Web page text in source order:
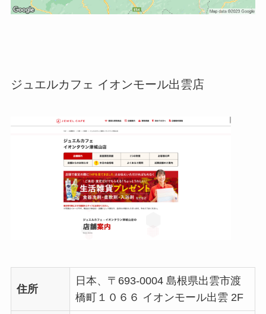
ジュエルカフェ イオンモール出雲店
住所
日本、〒693-0004 島根県出雲市渡
橋町１０６６ イオンモール出雲 2F